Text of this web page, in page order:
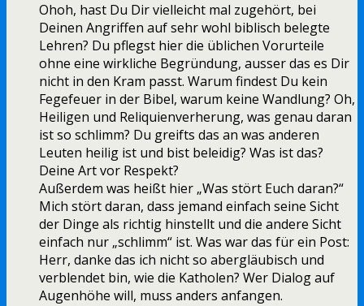
Ohoh, hast Du Dir vielleicht mal zugehört, bei
Deinen Angriffen auf sehr wohl biblisch belegte
Lehren? Du pflegst hier die üblichen Vorurteile
ohne eine wirkliche Begründung, ausser das es Dir
nicht in den Kram passt. Warum findest Du kein
Fegefeuer in der Bibel, warum keine Wandlung? Oh,
Heiligen und Reliquienverherung, was genau daran
ist so schlimm? Du greifts das an was anderen
Leuten heilig ist und bist beleidig? Was ist das?
Deine Art vor Respekt?
Außerdem was heißt hier „Was stört Euch daran?“
Mich stört daran, dass jemand einfach seine Sicht
der Dinge als richtig hinstellt und die andere Sicht
einfach nur „schlimm“ ist. Was war das für ein Post:
Herr, danke das ich nicht so abergläubisch und
verblendet bin, wie die Katholen? Wer Dialog auf
Augenhöhe will, muss anders anfangen.